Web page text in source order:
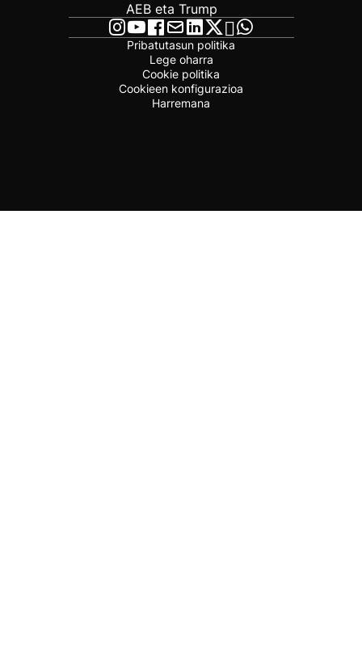
AEB eta Trump
Pribatutasun politika
Lege oharra
Cookie politika
Cookieen konfigurazioa
Harremana